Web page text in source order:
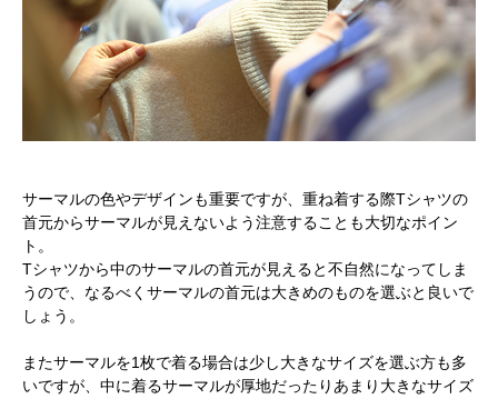
サーマルの色やデザインも重要ですが、重ね着する際Tシャツの
首元からサーマルが見えないよう注意することも大切なポイン
ト。
Tシャツから中のサーマルの首元が見えると不自然になってしま
うので、なるべくサーマルの首元は大きめのものを選ぶと良いで
しょう。
またサーマルを1枚で着る場合は少し大きなサイズを選ぶ方も多
いですが、中に着るサーマルが厚地だったりあまり大きなサイズ